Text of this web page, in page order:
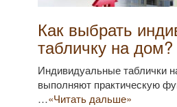
Как выбрать
табличку на дом?
Индивидуальные таблички
выполняют практическую
…«Читать дальше»